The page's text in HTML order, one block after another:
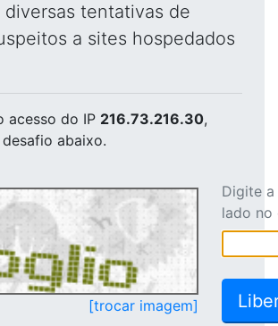
diversas tentativas de
a sites hospedados
acesso do IP 216.73.216.30,
abaixo.
[trocar imagem]
Digite
lado no